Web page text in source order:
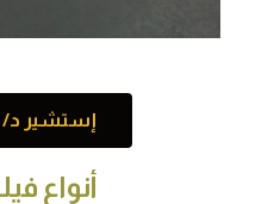
إستشير د/
أنواع